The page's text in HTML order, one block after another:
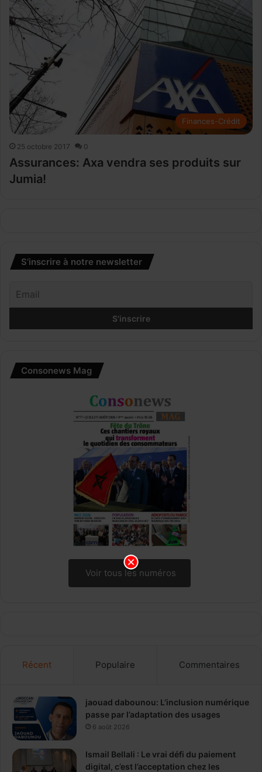
Finances-Crédit
25 octobre 2017 0
Assurances: Axa vendra ses produits sur
Jumia!
S’inscrire à notre newsletter
Consonews Mag
Voir tous les numéros
Récent Populaire Commentaires
jaouad dabounou: L’inclusion numérique
passe par l’adaptation des usages
6 août 2026
Ismail Bellali : Le vrai défi du paiement
digital, c’est l’acceptation chez les